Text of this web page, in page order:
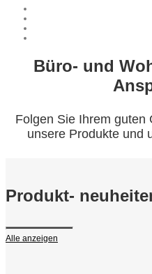
Büro- und
Folgen Sie Ihrem guten
unsere Produkte und
Produkt-
Alle anzeigen